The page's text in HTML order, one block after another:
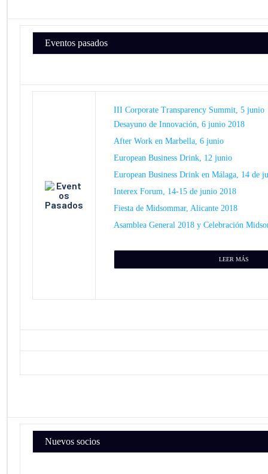
Eventos pasados
III Corporate Transparency Summit, 5 junio
Desayuno de Innovación, 6 junio 2018​
After Work en Marbella, 6 junio​
European Business Drink, 12 junio
European Business Drink en Málaga, 14 de
Interex Forum, 14-15 de junio 2018​
Fiesta de Midsommar, Alicante 2018​
Asamblea General 2018 y Celebración
LEER MÁS
Nuevos socios